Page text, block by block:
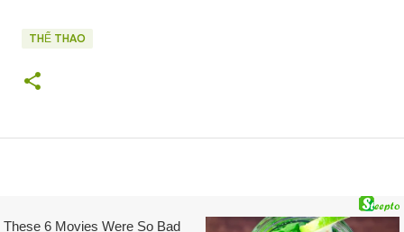
THỂ THAO